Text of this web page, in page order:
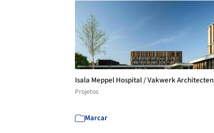
Isala Meppel Hospital / Vakwerk Architecten
Projetos
Marcar